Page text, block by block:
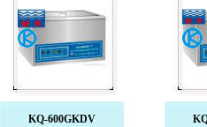
KQ-600GKDV